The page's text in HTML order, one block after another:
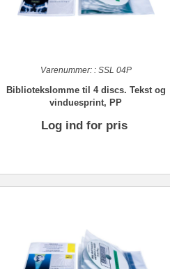
Varenummer:: SSL 04P
Bibliotekslomme til 4 discs. Tekst og
vinduesprint, PP
Log ind for pris